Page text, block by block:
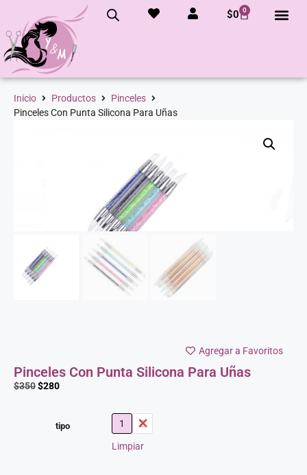
$0 0
Inicio Productos
Pinceles
Pinceles Con Punta Silicona Para Uñas
Agregar a Favoritos
Pinceles Con Punta Silicona Para Uñas
$350$280
tipo 1 2
Limpiar